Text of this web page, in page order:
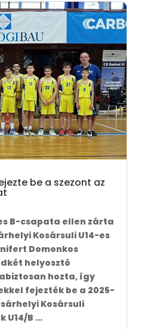
be a szezont az
B-csapata ellen zárta
Kosársuli U14-es
Domonkos
helyosztó
hozta, így
fejezték be a 2025-
Kosársuli
U14/B ...